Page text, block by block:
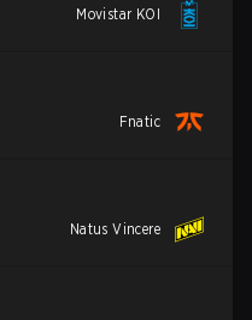
Movistar KOI
Fnatic
Natus Vincere